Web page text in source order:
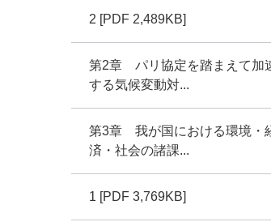
2 [PDF 2,489KB]
第2章 パリ協定を踏まえて加
する気候変動対...
第3章 我が国における環境・
済・社会の諸課...
1 [PDF 3,769KB]